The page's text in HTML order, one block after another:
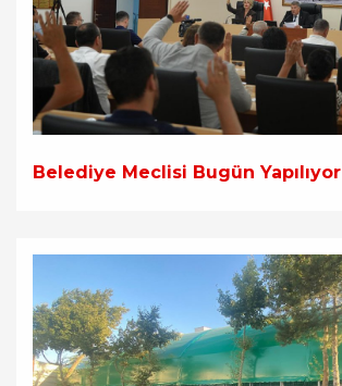
Belediye Meclisi Bugün Yapılıyor